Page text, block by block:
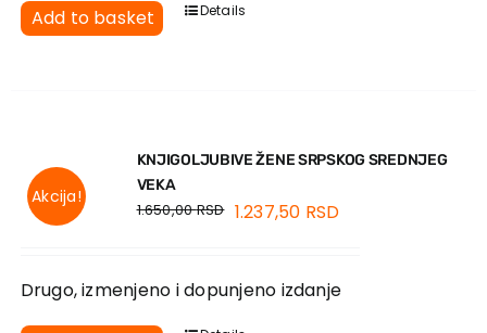
Add to basket Details
Akcija!
KNJIGOLJUBIVE ŽENE SRPSKOG SREDNJEG
VEKA
1.650,00RSD 1.237,50 RSD
Drugo, izmenjeno i dopunjeno izdanje